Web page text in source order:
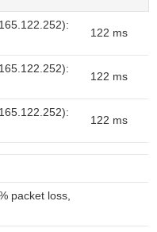
122 ms
122 ms
122 ms
packet loss,